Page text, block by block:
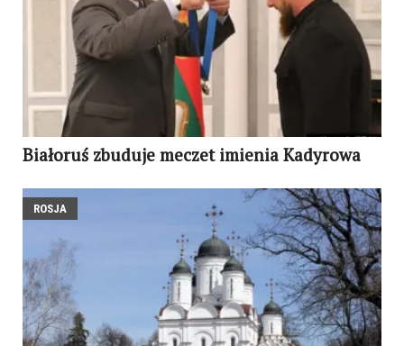
Białoruś zbuduje meczet imienia Kadyrowa
ROSJA